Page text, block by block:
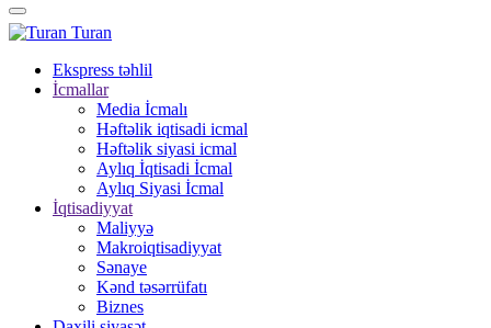
Turan
Ekspress təhlil
İcmallar
Media İcmalı
Həftəlik iqtisadi icmal
Həftəlik siyasi icmal
Aylıq İqtisadi İcmal
Aylıq Siyasi İcmal
İqtisadiyyat
Maliyyə
Makroiqtisadiyyat
Sənaye
Kənd təsərrüfatı
Biznes